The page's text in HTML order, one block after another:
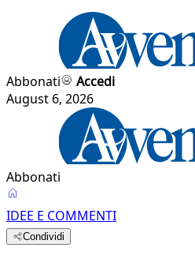
Abbonati
Accedi
August 6, 2026
Abbonati
IDEE E COMMENTI
Condividi